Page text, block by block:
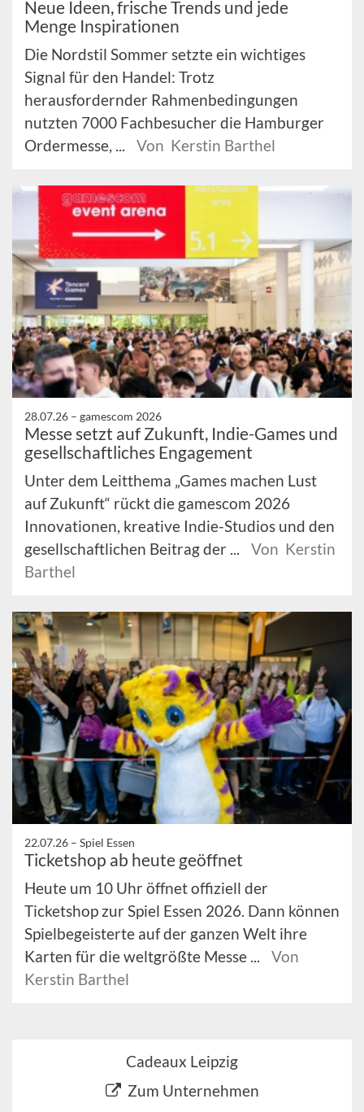
Neue Ideen, frische Trends und jede
Menge Inspirationen
Die Nordstil Sommer setzte ein wichtiges
Signal für den Handel: Trotz
herausfordernder Rahmenbedingungen
nutzten 7000 Fachbesucher die Hamburger
Ordermesse, ...
Von Kerstin Barthel
28.07.26 – gamescom 2026
Messe setzt auf Zukunft, Indie-Games und
gesellschaftliches Engagement
Unter dem Leitthema „Games machen Lust
auf Zukunft“ rückt die gamescom 2026
Innovationen, kreative Indie-Studios und den
gesellschaftlichen Beitrag der ...
Von Kerstin
Barthel
22.07.26 – Spiel Essen
Ticketshop ab heute geöffnet
Heute um 10 Uhr öffnet offiziell der
Ticketshop zur Spiel Essen 2026. Dann können
Spielbegeisterte auf der ganzen Welt ihre
Karten für die weltgrößte Messe ...
Von
Kerstin Barthel
Cadeaux Leipzig
Zum Unternehmen